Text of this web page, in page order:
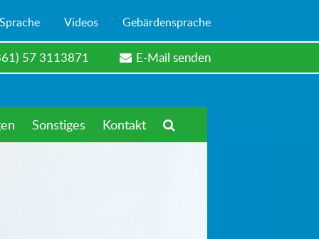
Videos Gebärdensprache
57 3113871 E-Mail senden
Sonstiges Kontakt